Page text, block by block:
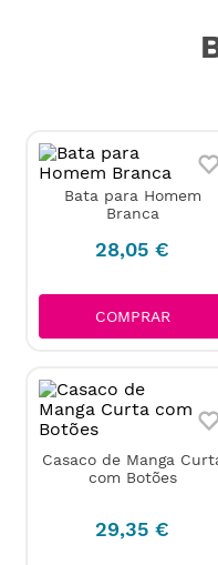
Bata para Homem
Branca
28,05 €
COMPRAR
Casaco de Manga
com Botões
29,35 €